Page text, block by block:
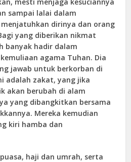
sampai lalai dalam
dirinya dan orang
yang diberikan nikmat
banyak hadir dalam
agama Tuhan. Dia
jawab untuk berkorban di
adalah zakat, yang jika
akan berubah di alam
yang dibangkitkan bersama
Mereka kemudian
kiri hamba dan
haji dan umrah, serta